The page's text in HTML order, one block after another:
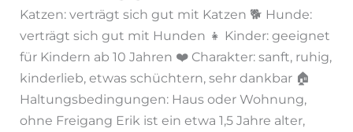
Katzen: verträgt sich gut mit Katzen 🐕 Hunde:
verträgt sich gut mit Hunden 👧 Kinder: geeignet
für Kindern ab 10 Jahren ❤️ Charakter: sanft, ruhig,
kinderlieb, etwas schüchtern, sehr dankbar 🏠
Haltungsbedingungen: Haus oder Wohnung,
ohne Freigang Erik ist ein etwa 1,5 Jahre alter,